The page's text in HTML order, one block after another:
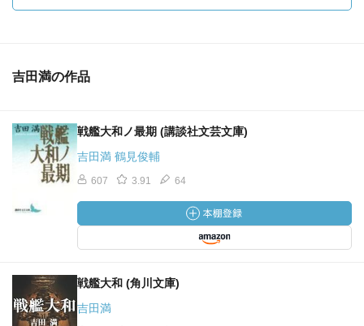
吉田満の作品
戦艦大和ノ最期 (講談社文芸文庫)
吉田満 鶴見俊輔
607 3.91 64
戦艦大和 (角川文庫)
吉田満